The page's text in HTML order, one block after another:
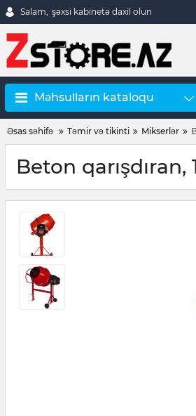
Salam, şəxsi kabinetə daxil olun
Məhsulların kataloqu
Əsas səhifə Təmir və tikinti Mikserlər
Beton qarışdıran,